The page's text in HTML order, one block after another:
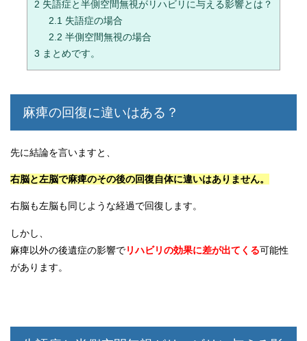
2 失語症と半側空間無視がリハビリに与える影響とは？
2.1失語症の場合
2.2 半側空間無視の場合
3 まとめです。
麻痺の回復に違いはある？
先に結論を言いますと、
右脳と左脳で麻痺のその後の回復自体に違いはありません。
右脳も左脳も同じような経過で回復します。
しかし、
麻痺以外の後遺症の影響でリハビリの効果に差が出てくる可能性
があります。